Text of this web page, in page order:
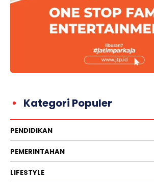
Kategori Populer
PENDIDIKAN
PEMERINTAHAN
LIFESTYLE